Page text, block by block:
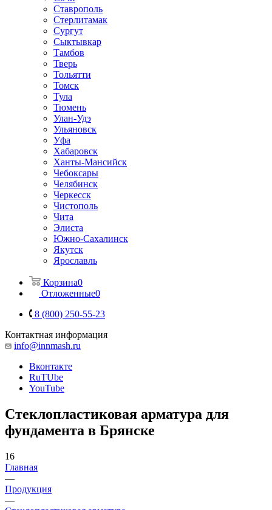
Ставрополь
Стерлитамак
Сургут
Сыктывкар
Тамбов
Тверь
Тольятти
Томск
Тула
Тюмень
Улан-Удэ
Ульяновск
Уфа
Хабаровск
Ханты-Мансийск
Чебоксары
Челябинск
Черкесск
Чистополь
Чита
Элиста
Южно-Сахалинск
Якутск
Ярославль
Корзина0
Отложенные0
8 (800) 250-55-23
Контактная информация
info@innmash.ru
Вконтакте
RuTUbe
YouTube
Стеклопластиковая арматура для
фундамента в Брянске
16
Главная
—
Продукция
—